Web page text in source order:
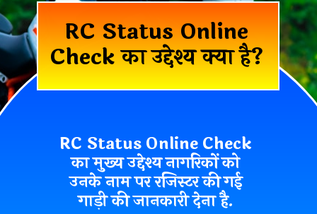
RC Status Online
Check का उद्देश्य क्या है?
RC Status Online Check
का मुख्य उद्देश्य नागरिकों को
उनके नाम पर रजिस्टर की गई
गाड़ी की जानकारीदेनाहै.